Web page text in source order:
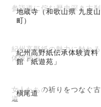
地蔵寺（和歌山県 九度山
町）
参詣道に佇む歴史深き古刹
紀州高野紙伝承体験資料
館「紙遊苑」
紀州高野紙の魅力に触れる
体験施設
槇尾道
女人たちの祈りをつなぐ古
道